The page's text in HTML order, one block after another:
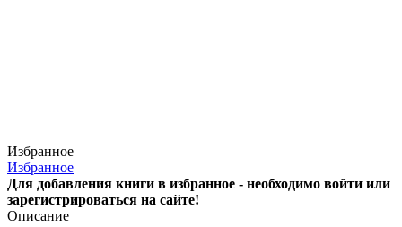
Избранное
Избранное
Для добавления книги в избранное - необходимо войти или
зарегистрироваться на сайте!
Описание